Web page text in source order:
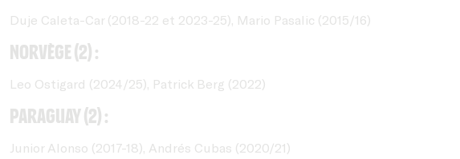
Duje Caleta-Car (2018-22 et 2023-25), Mario Pasalic (2015/16)
Norvège (2) :
Leo Ostigard (2024/25), Patrick Berg (2022)
Paraguay (2) :
Junior Alonso (2017-18), Andrés Cubas (2020/21)